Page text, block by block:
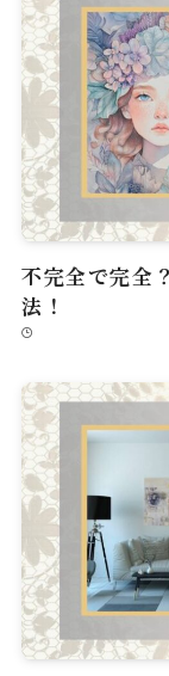
不完全で完全
法！